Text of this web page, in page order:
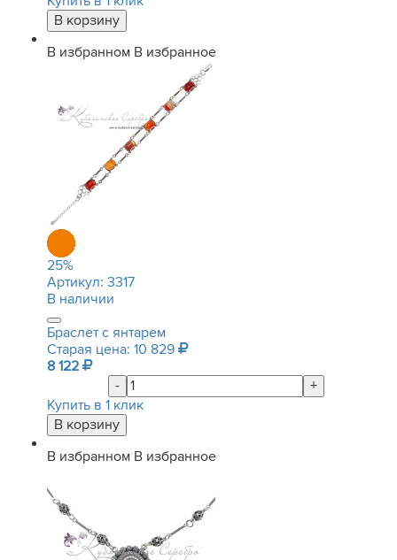
В избранном В избранное
25%
Артикул: 3317
В наличии
Браслет с янтарем
Старая цена: 10 829
8 122
-
+
Купить в 1 клик
В избранном В избранное